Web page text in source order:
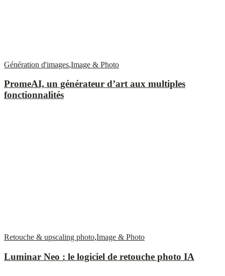
Génération d'images,Image & Photo
PromeAI, un générateur d’art aux multiples
fonctionnalités
Retouche & upscaling photo,Image & Photo
Luminar Neo : le logiciel de retouche photo IA